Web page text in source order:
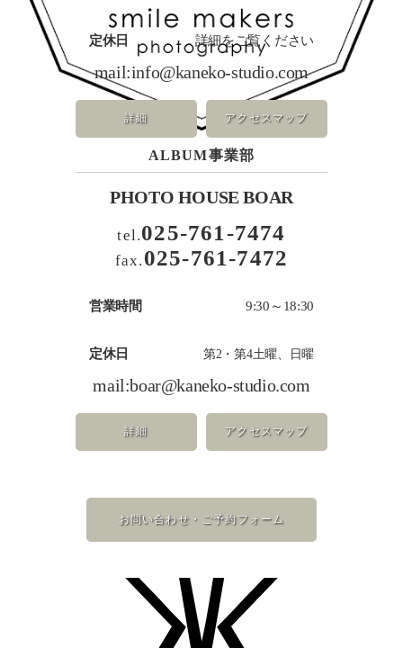
定休日 詳細をご覧ください
mail:info@kaneko-studio.com
詳細 アクセスマップ
ALBUM事業部
PHOTO HOUSE BOAR
tel.025-761-7474
fax. 025-761-7472
営業時間 9:30～18:30
定休日 第2・第4土曜、日曜
mail:boar@kaneko-studio.com
詳細 アクセスマップ
お問い合わせ・ご予約フォーム